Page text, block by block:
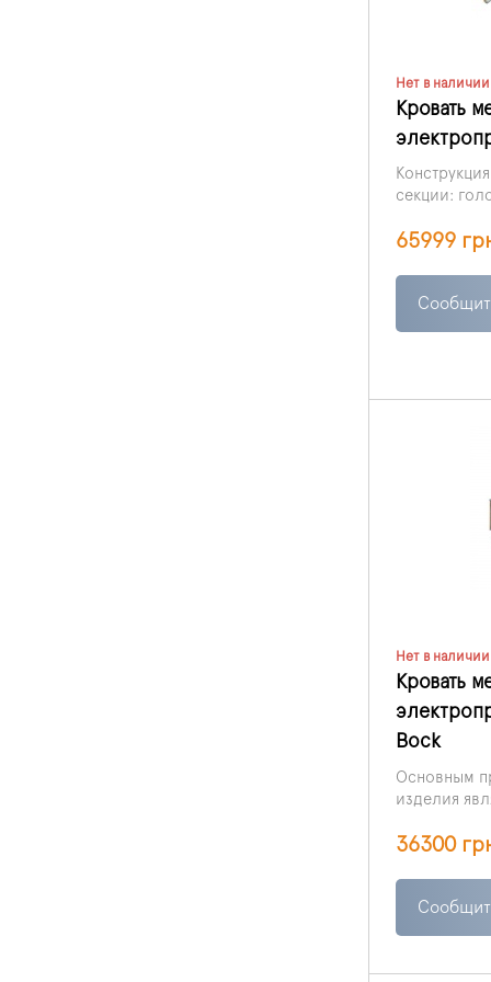
Нет в наличии
Кровать
секции:
части
65999
Нет в наличии
Кровать
Bock
Основным
изделия
36300